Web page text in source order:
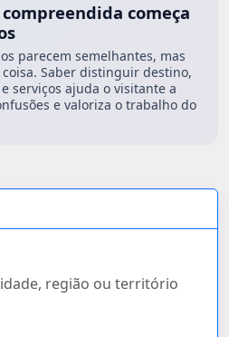
começa
parecem semelhantes, mas
Saber distinguir destino,
serviços ajuda o visitante a
e valoriza o trabalho do
região ou território